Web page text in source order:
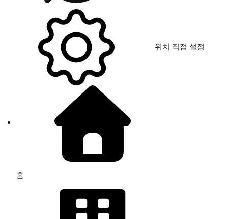
위치 직접 설정
홈